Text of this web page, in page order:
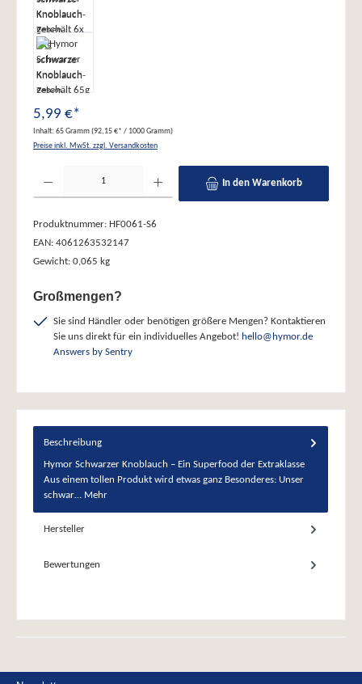
5,99 €*
Inhalt: 65 Gramm (92,15 €* / 1000 Gramm)
Preise inkl. MwSt. zzgl. Versandkosten
In den Warenkorb
Produktnummer: HF0061-S6
EAN: 4061263532147
Gewicht: 0,065 kg
Großmengen?
Sie sind Händler oder benötigen größere Mengen? Kontaktieren
Sie uns direkt für ein individuelles Angebot! hello@hymor.de
Answers by Sentry
Beschreibung
Hymor Schwarzer Knoblauch – Ein Superfood der Extraklasse
Aus einem tollen Produkt wird etwas ganz Besonderes: Unser
schwar… Mehr
Hersteller
Bewertungen